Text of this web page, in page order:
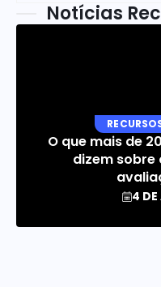
Notícias
O que mais de
dizem sobre
4